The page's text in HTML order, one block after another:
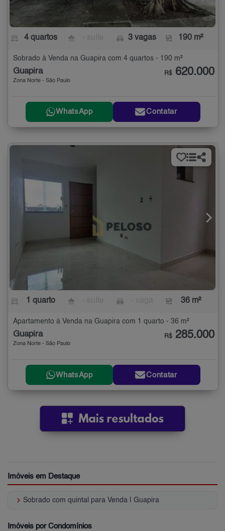
4 quartos 3 vagas 190 m²
Sobrado à Venda na Guapira com 4 quartos - 190 m²
Guapira
Zona Norte - São Paulo
R$ 620.000
WhatsApp Contatar
1 quarto 36 m²
Apartamento à Venda na Guapira com 1 quarto - 36 m²
Guapira
Zona Norte - São Paulo
R$ 285.000
WhatsApp Contatar
Imóveis em Destaque
keyboard_arrow_right Sobrado com quintal para Venda | Guapira
Imóveis por Condomínios